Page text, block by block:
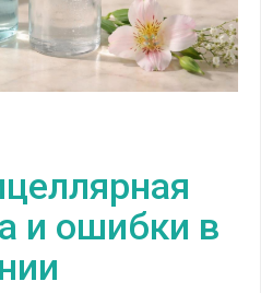
и ошибки в